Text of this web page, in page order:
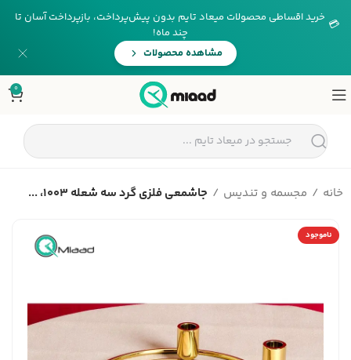
💳 خرید اقساطی محصولات میعاد تایم بدون پیش‌پرداخت، بازپرداخت آسان تا
چند ماه!
مشاهده محصولات
0
خانه مجسمه و تندیس جاشمعی فلزی گرد سه شعله 1003، ...
ناموجود